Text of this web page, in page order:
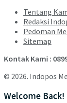
Tentang
Redaksi
Pedoman
Sitemap
Kontak Kami :
© 2026. Indopos
Welcome Back!